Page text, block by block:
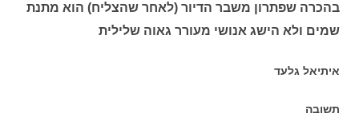
בהכרה שפתרון משבר הדיור (לאחר שהצליח) הוא מתנת
שמים ולא הישג אנושי מעורר גאוה שלילית
איתיאל גלעד
תשובה